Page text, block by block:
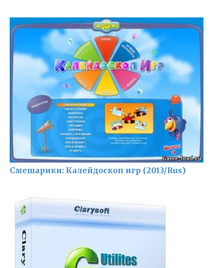
Смешарики: Калейдоскоп игр (2013/Rus)